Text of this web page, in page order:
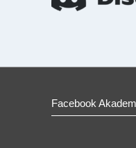
Facebook